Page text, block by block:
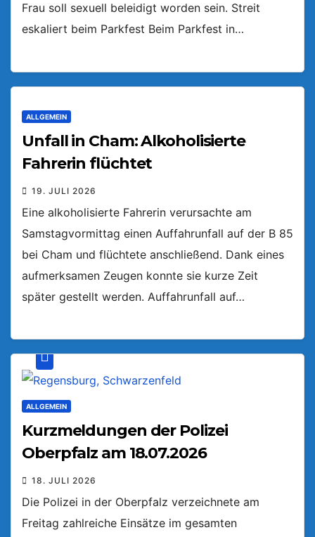
Frau soll sexuell beleidigt worden sein. Streit
eskaliert beim Parkfest Beim Parkfest in…
ALLGEMEIN
Unfall in Cham: Alkoholisierte
Fahrerin flüchtet
19. JULI 2026
Eine alkoholisierte Fahrerin verursachte am
Samstagvormittag einen Auffahrunfall auf der B 85
bei Cham und flüchtete anschließend. Dank eines
aufmerksamen Zeugen konnte sie kurze Zeit
später gestellt werden. Auffahrunfall auf…
ALLGEMEIN
Kurzmeldungen der Polizei
Oberpfalz am 18.07.2026
18. JULI 2026
Die Polizei in der Oberpfalz verzeichnete am
Freitag zahlreiche Einsätze im gesamten